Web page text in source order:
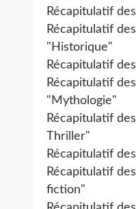
Récapitulatif
Récapitulatif
"Historique"
Récapitulatif
Récapitulatif
"Mythologie"
Récapitulatif
Thriller"
Récapitulatif
Récapitulatif
fiction"